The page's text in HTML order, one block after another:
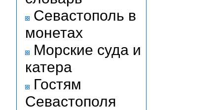
Севастополь в
монетах
Морские суда и
катера
Гостям
Севастополя